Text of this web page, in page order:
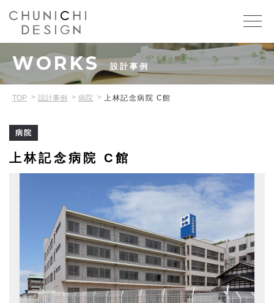
WORKS 設計事例
TOP 設計事例 病院 上林記念病院 C館
病院
上林記念病院 C館